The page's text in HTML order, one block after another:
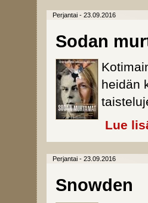
Perjantai - 23.09.2016
Sodan
heidän
Lue
Perjantai - 23.09.2016
Snowden